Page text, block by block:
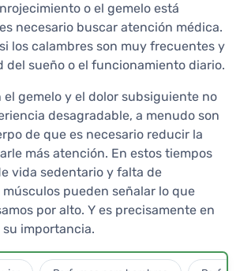
o el gemelo está
necesario buscar atención médica.
los calambres son muy frecuentes y
del sueño o el funcionamiento diario.
el gemelo y el dolor subsiguiente no
desagradable, a menudo son
de que es necesario reducir la
más atención. En estos tiempos
vida sedentario y falta de
pueden señalar lo que
por alto. Y es precisamente en
importancia.